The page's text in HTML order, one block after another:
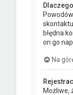
błędna
on go
Na
Możliwe,